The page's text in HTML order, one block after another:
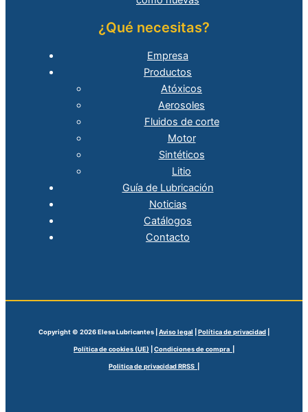
¿Qué necesitas?
Empresa
Productos
Atóxicos
Aerosoles
Fluidos de corte
Motor
Sintéticos
Litio
Guía de Lubricación
Noticias
Catálogos
Contacto
Copyright © 2026 Elesa Lubricantes | Aviso legal Política de privacidad
Política de cookies (UE) Condiciones de compra |
Politica de privacidad RRSS |